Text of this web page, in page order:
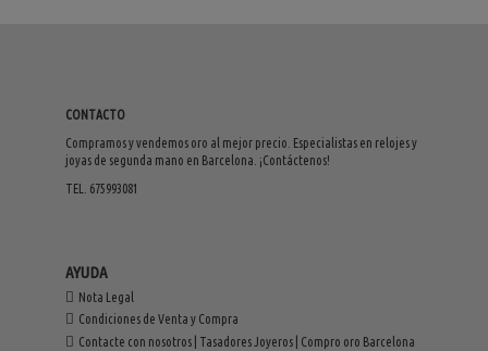
CONTACTO
Compramos y vendemos oro al mejor precio. Especialistas en relojes y
joyas de segunda mano en Barcelona. ¡Contáctenos!
TEL. 675993081
AYUDA
Nota Legal
Condiciones de Venta y Compra
Contacte con nosotros | Tasadores Joyeros | Compro oro Barcelona